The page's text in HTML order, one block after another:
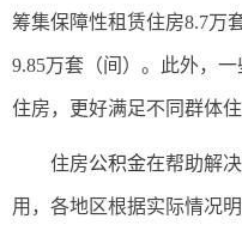
筹集保障性租赁住房8.7万
9.85万套（间）。此外，
住房，更好满足不同群体住
住房公积金在帮助解
用，各地区根据实际情况